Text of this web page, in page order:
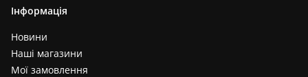
Інформація
Новини
Наші магазини
Мої замовлення